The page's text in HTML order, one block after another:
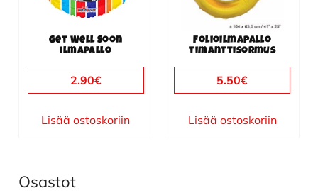
Get Well Soon
ilmapallo
2.90€
Lisää ostoskoriin
Folioilmapallo
timanttisormus
5.50€
Lisää ostoskoriin
Ensisijainen
Osastot